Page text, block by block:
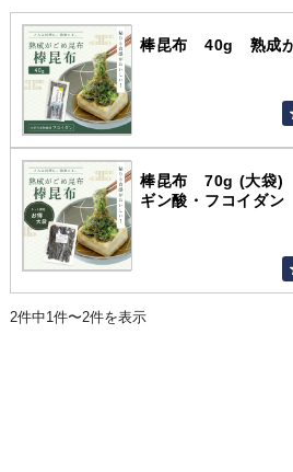
棒昆布 40g 熟成
棒昆布 70g (大袋)
ギン酸・フコイダン
2件中1件〜2件を表示